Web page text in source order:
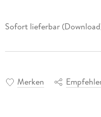
Sofort lieferbar
Merken